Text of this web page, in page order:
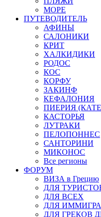
МОРЕ
ПУТЕВОДИТЕЛЬ
АФИНЫ
САЛОНИКИ
КРИТ
ХАЛКИДИКИ
РОДОС
КОС
КОРФУ
ЗАКИНФ
КЕФАЛОНИЯ
ПИЕРИЯ
КАСТОРЬЯ
ЛУТРАКИ
ПЕЛОПОННЕС
САНТОРИНИ
МИКОНОС
Все регионы
ФОРУМ
ВИЗА в Грецию
ДЛЯ
ДЛЯ ВСЕХ
ДЛЯ
ДЛЯ ГРЕКОВ